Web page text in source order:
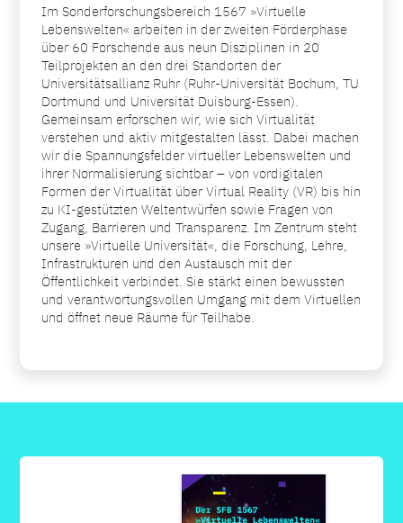
Im Sonderforschungsbereich 1567 »Virtuelle
Lebenswelten« arbeiten in der zweiten Förderphase
über 60 Forschende aus neun Disziplinen in 20
Teilprojekten an den drei Standorten der
Universitätsallianz Ruhr (Ruhr-Universität Bochum, TU
Dortmund und Universität Duisburg-Essen).
Gemeinsam erforschen wir, wie sich Virtualität
verstehen und aktiv mitgestalten lässt. Dabei machen
wir die Spannungsfelder virtueller Lebenswelten und
ihrer Normalisierung sichtbar – von vordigitalen
Formen der Virtualität über Virtual Reality (VR) bis hin
zu KI-gestützten Weltentwürfen sowie Fragen von
Zugang, Barrieren und Transparenz. Im Zentrum steht
unsere »Virtuelle Universität«, die Forschung, Lehre,
Infrastrukturen und den Austausch mit der
Öffentlichkeit verbindet. Sie stärkt einen bewussten
und verantwortungsvollen Umgang mit dem Virtuellen
und öffnet neue Räume für Teilhabe.